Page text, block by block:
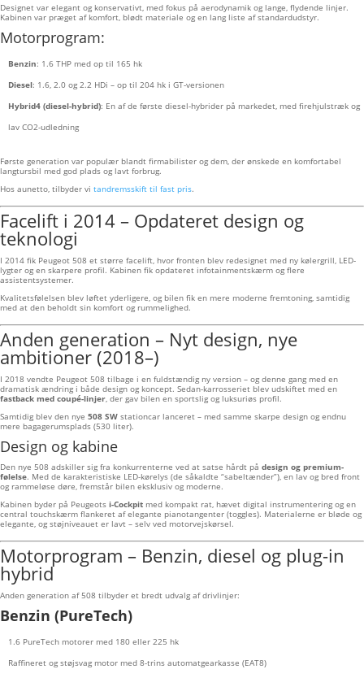
Designet var elegant og konservativt, med fokus på aerodynamik og lange, flydende linjer.
Kabinen var præget af komfort, blødt materiale og en lang liste af standardudstyr.
Motorprogram:
Benzin: 1.6 THP med op til 165 hk
Diesel: 1.6, 2.0 og 2.2 HDi – op til 204 hk i GT-versionen
Hybrid4 (diesel-hybrid): En af de første diesel-hybrider på markedet, med firehjulstræk og
lav CO2-udledning
Første generation var populær blandt firmabilister og dem, der ønskede en komfortabel
langtursbil med god plads og lavt forbrug.
Hos aunetto, tilbyder vi tandremsskift til fast pris.
Facelift i 2014 – Opdateret design og
teknologi
I 2014 fik Peugeot 508 et større facelift, hvor fronten blev redesignet med ny kølergrill, LED-
lygter og en skarpere profil. Kabinen fik opdateret infotainmentskærm og flere
assistentsystemer.
Kvalitetsfølelsen blev løftet yderligere, og bilen fik en mere moderne fremtoning, samtidig
med at den beholdt sin komfort og rummelighed.
Anden generation – Nyt design, nye
ambitioner (2018–)
I 2018 vendte Peugeot 508 tilbage i en fuldstændig ny version – og denne gang med en
dramatisk ændring i både design og koncept. Sedan-karrosseriet blev udskiftet med en
fastback med coupé-linjer , der gav bilen en sportslig og luksuriøs profil.
Samtidig blev den nye 508 SW stationcar lanceret – med samme skarpe design og endnu
mere bagagerumsplads (530 liter).
Design og kabine
Den nye 508 adskiller sig fra konkurrenterne ved at satse hårdt på design og premium-
følelse. Med de karakteristiske LED-kørelys (de såkaldte “sabeltænder”), en lav og bred front
og rammeløse døre, fremstår bilen eksklusiv og moderne.
Kabinen byder på Peugeots i-Cockpit med kompakt rat, hævet digital instrumentering og en
central touchskærm flankeret af elegante pianotangenter (toggles). Materialerne er bløde og
elegante, og støjniveauet er lavt – selv ved motorvejskørsel.
Motorprogram – Benzin, diesel og plug-in
hybrid
Anden generation af 508 tilbyder et bredt udvalg af drivlinjer:
Benzin (PureTech)
1.6 PureTech motorer med 180 eller 225 hk
Raffineret og støjsvag motor med 8-trins automatgearkasse (EAT8)